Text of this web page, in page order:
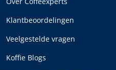
Klantbeoordelingen
Veelgestelde vragen
Koffie Blogs